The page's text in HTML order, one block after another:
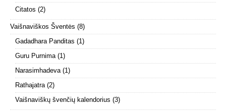
Citatos (2)
Vaišnaviškos Šventės (8)
Gadadhara Panditas (1)
Guru Purnima (1)
Narasimhadeva (1)
Rathajatra (2)
Vaišnaviškų švenčių kalendorius (3)